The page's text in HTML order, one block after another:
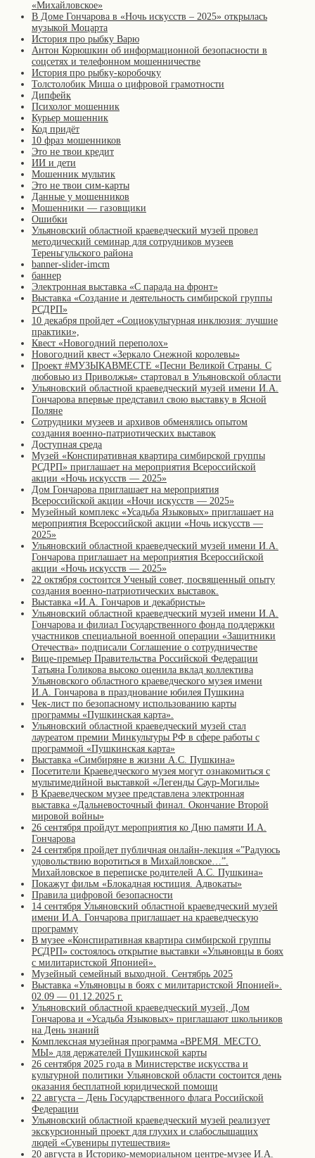
«Михайловское»
В Доме Гончарова в «Ночь искусств – 2025» открылась
музыкой Моцарта
История про рыбку Варю
Антон Корюшкин об информационной безопасности в
соцсетях и телефонном мошенничестве
История про рыбку-коробочку
Толстолобик Миша о цифровой грамотности
Дипфейк
Психолог мошенник
Курьер мошенник
Код придёт
10 фраз мошенников
Это не твои кредит
ИИ и дети
Мошенник мультик
Это не твои сим-карты
Данные у мошенников
Мошенники — газовщики
Ошибки
Ульяновский областной краеведческий музей провел
методический семинар для сотрудников музеев
Тереньгульского района
banner-slider-imcm
баннер
Электронная выставка «С парада на фронт»
Выставка «Создание и деятельность симбирской группы
РСДРП»
10 декабря пройдет «Социокультурная инклюзия: лучшие
практики»,
Квест «Новогодний переполох»
Новогодний квест «Зеркало Снежной королевы»
Проект #МУЗЫКАВМЕСТЕ «Песни Великой Страны. С
любовью из Приволжья» стартовал в Ульяновской области
Ульяновский областной краеведческий музей имени И.А.
Гончарова впервые представил свою выставку в Ясной
Поляне
Сотрудники музеев и архивов обменялись опытом
создания военно-патриотических выставок
Доступная среда
Музей «Конспиративная квартира симбирской группы
РСДРП» приглашает на мероприятия Всероссийской
акции «Ночь искусств — 2025»
Дом Гончарова приглашает на мероприятия
Всероссийской акции «Ночи искусств — 2025»
Музейный комплекс «Усадьба Языковых» приглашает на
мероприятия Всероссийской акции «Ночь искусств —
2025»
Ульяновский областной краеведческий музей имени И.А.
Гончарова приглашает на мероприятия Всероссийской
акции «Ночь искусств — 2025»
22 октября состоится Ученый совет, посвященный опыту
создания военно-патриотических выставок.
Выставка «И.А. Гончаров и декабристы»
Ульяновский областной краеведческий музей имени И.А.
Гончарова и филиал Государственного фонда поддержки
участников специальной военной операции «Защитники
Отечества» подписали Соглашение о сотрудничестве
Вице-премьер Правительства Российской Федерации
Татьяна Голикова высоко оценила вклад коллектива
Ульяновского областного краеведческого музея имени
И.А. Гончарова в празднование юбилея Пушкина
Чек-лист по безопасному использованию карты
программы «Пушкинская карта».
Ульяновский областной краеведческий музей стал
лауреатом премии Минкультуры РФ в сфере работы с
программой «Пушкинская карта»
Выставка «Симбиряне в жизни А.С. Пушкина»
Посетители Краеведческого музея могут ознакомиться с
мультимедийной выставкой «Легенды Саур-Могилы»
В Краеведческом музее представлена электронная
выставка «Дальневосточный финал. Окончание Второй
мировой войны»
26 сентября пройдут мероприятия ко Дню памяти И.А.
Гончарова
24 сентября пройдет публичная онлайн-лекция «”Радуюсь
удовольствию воротиться в Михайловское…”.
Михайловское в переписке родителей А.С. Пушкина»
Покажут фильм «Блокадная юстиция. Адвокаты»
Правила цифровой безопасности
14 сентября Ульяновский областной краеведческий музей
имени И.А. Гончарова приглашает на краеведческую
программу
В музее «Конспиративная квартира симбирской группы
РСДРП» состоялось открытие выставки «Ульяновцы в боях
с милитаристской Японией».
Музейный семейный выходной. Сентябрь 2025
Выставка «Ульяновцы в боях с милитаристской Японией».
02.09 — 01.12.2025 г.
Ульяновский областной краеведческий музей, Дом
Гончарова и «Усадьба Языковых» приглашают школьников
на День знаний
Комплексная музейная программа «ВРЕМЯ. МЕСТО.
МЫ» для держателей Пушкинской карты
26 сентября 2025 года в Министерстве искусства и
культурной политики Ульяновской области состоится день
оказания бесплатной юридической помощи
22 августа – День Государственного флага Российской
Федерации
Ульяновский областной краеведческий музей реализует
экскурсионный проект для глухих и слабослышащих
людей «Сувениры путешествия»
20 августа в Историко-мемориальном центре-музее И.А.